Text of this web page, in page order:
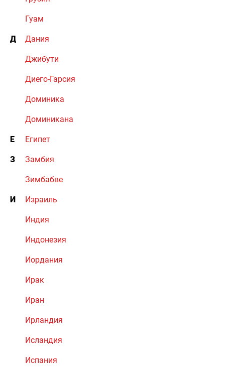
Гуам
Д Дания
Джибути
Диего-Гарсия
Доминика
Доминикана
Е Египет
З Замбия
Зимбабве
И Израиль
Индия
Индонезия
Иордания
Ирак
Иран
Ирландия
Исландия
Испания